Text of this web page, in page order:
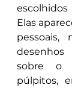
Elas
pessoais,
sobre o
púlpitos,